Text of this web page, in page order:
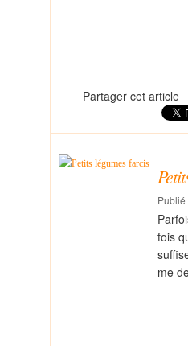
Partager cet article
fois
me